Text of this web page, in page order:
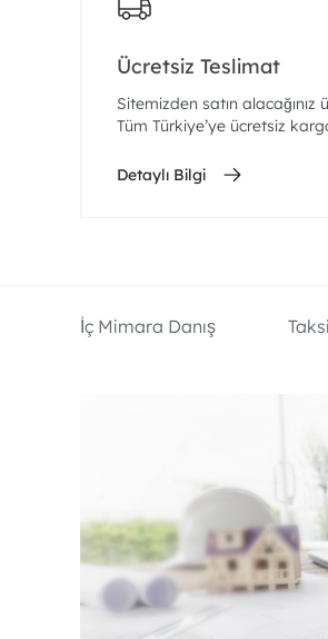
Ücretsiz Teslimat
Sitemizden satın alacağınız
Tüm Türkiye’ye ücretsiz
Detaylı Bilgi
İç Mimara Danış